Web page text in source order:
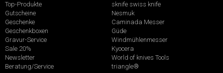
Top-Produkte
Gutscheine
Geschenke
Geschenkboxen
Gravur-Service
Sale 20%
Newsletter
Beratung/Service
sknife swiss knife
Nesmuk
Caminada Messer
Güde
Windmühlenmesser
Kyocera
World of knives Tools
triangle®